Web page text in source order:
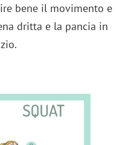
bene il movimento e
dritta e la pancia in